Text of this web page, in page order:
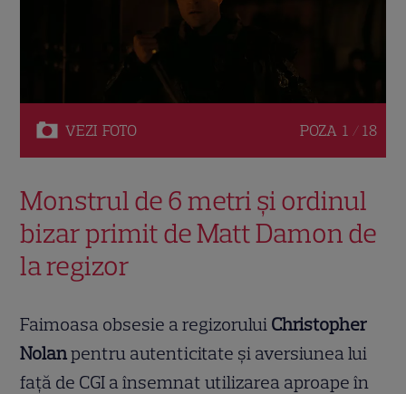
VEZI FOTO POZA 1 / 18
Monstrul de 6 metri și ordinul
bizar primit de Matt Damon de
la regizor
Faimoasa obsesie a regizorului Christopher
Nolanpentru autenticitate și aversiunea lui
față de CGI a însemnat utilizarea aproape în